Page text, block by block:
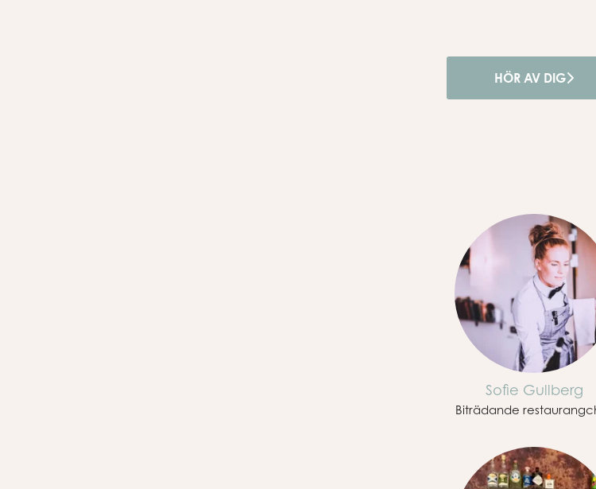
HÖR AV DIG
Sofie Gullberg
Biträdande